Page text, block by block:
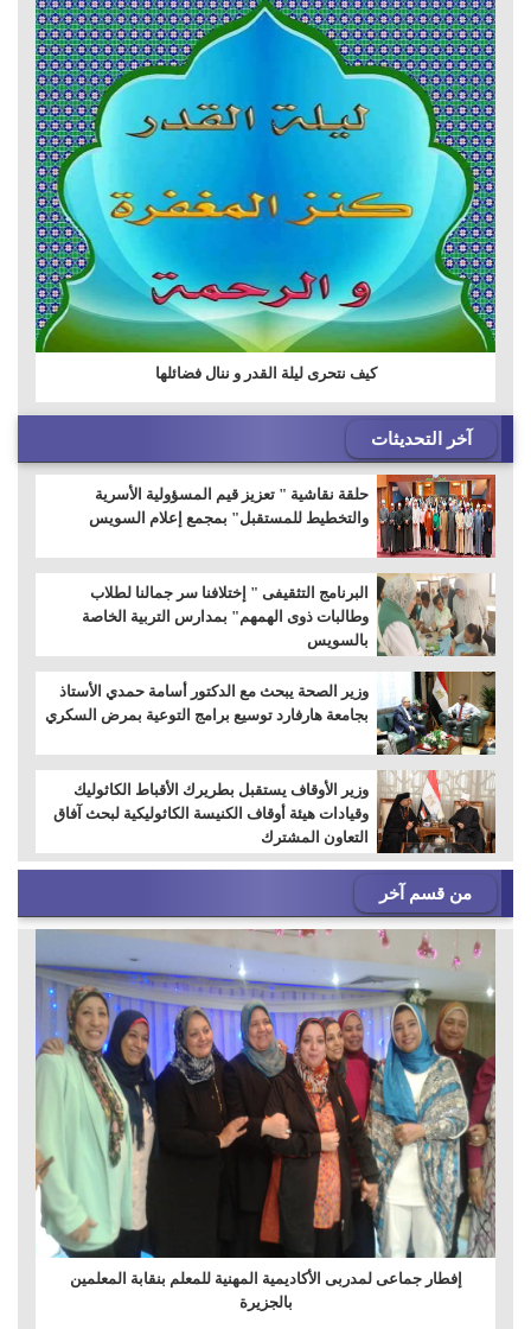
كيف نتحرى ليلة القدر و ننال فضائلها
آخر التحديثات
حلقة نقاشية " تعزيز قيم المسؤولية الأسرية
والتخطيط للمستقبل" بمجمع إعلام السويس
البرنامج التثقيفى " إختلافنا سر جمالنا لطلاب
وطالبات ذوى الهمهم" بمدارس التربية الخاصة
بالسويس
وزير الصحة يبحث مع الدكتور أسامة حمدي الأستاذ
بجامعة هارفارد توسيع برامج التوعية بمرض السكري
وزير الأوقاف يستقبل بطريرك الأقباط الكاثوليك
وقيادات هيئة أوقاف الكنيسة الكاثوليكية لبحث آفاق
التعاون المشترك
من قسم آخر
إفطار جماعى لمدربى الأكاديمية المهنية للمعلم بنقابة المعلمين
بالجزيرة